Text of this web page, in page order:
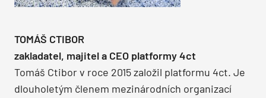
TOMÁŠ CTIBOR
zakladatel, majitel a CEO platformy 4ct
Tomáš Ctibor v roce 2015 založil platformu 4ct. Je
dlouholetým členem mezinárodních organizací